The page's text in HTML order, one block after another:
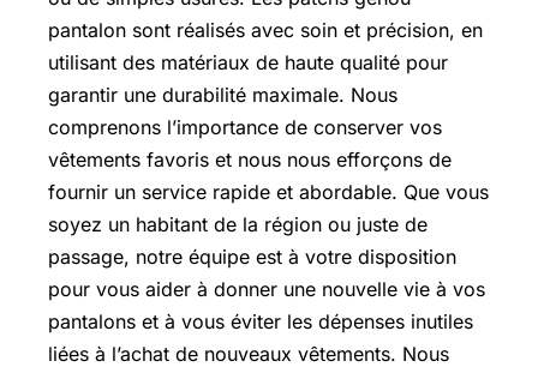
pantalon sont réalisés avec soin et précision, en
utilisant des matériaux de haute qualité pour
garantir une durabilité maximale. Nous
comprenons l’importance de conserver vos
vêtements favoris et nous nous efforçons de
fournir un service rapide et abordable. Que vous
soyez un habitant de la région ou juste de
passage, notre équipe est à votre disposition
pour vous aider à donner une nouvelle vie à vos
pantalons et à vous éviter les dépenses inutiles
liées à l’achat de nouveaux vêtements. Nous